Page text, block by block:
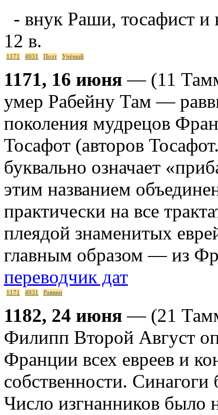
- внук Раши, тосафист
12 в.
1171 4931 Поэт Учёный
1171, 16 июня — (11
умер Рабейну Там —
поколения мудрецов
Тосафот (авторов
буквально означает
этим названием
практически на все
плеядой знаменитых
главным образом — из
переводчик дат
1171 4931 Раввин
1182, 24 июня — (21
Филипп Второй Август
Франции всех евреев и
собственности.
Число изгнанников было